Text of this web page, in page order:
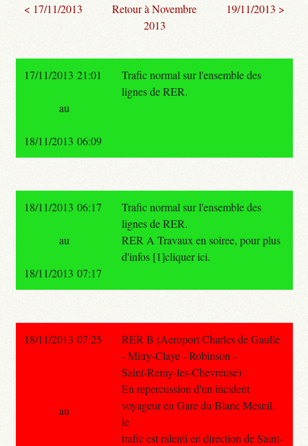
< 17/11/2013
Retour à Novembre
2013
19/11/2013 >
17/11/2013 21:01
Trafic normal sur l'ensemble des
lignes de RER.
au
18/11/2013 06:09
18/11/2013 06:17
Trafic normal sur l'ensemble des
lignes de RER.
RER A Travaux en soiree, pour plus
d'infos [1]cliquer ici.
au
18/11/2013 07:17
18/11/2013 07:25
RER B (Aeroport Charles de Gaulle
- Mitry-Claye - Robinson -
Saint-Remy-les-Chevreuse) :
En repercussion d'un incident
voyageur en Gare du Blanc Mesnil,
le
trafic est ralenti en direction de Saint-
au